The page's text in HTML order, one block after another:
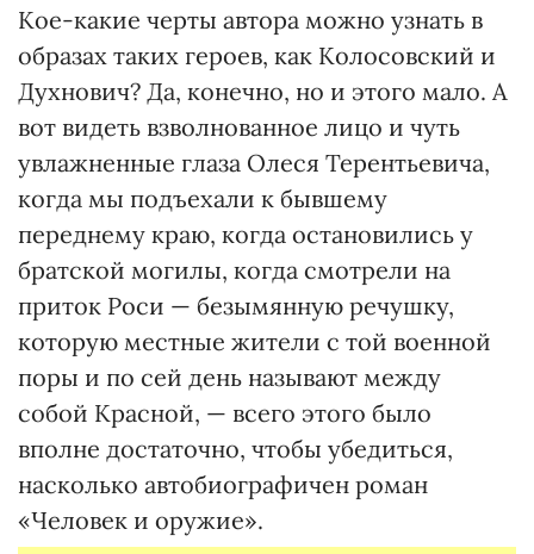
Кое-какие черты автора можно узнать в
образах таких героев, как Колосовский и
Духнович? Да, конечно, но и этого мало. А
вот видеть взволнованное лицо и чуть
увлажненные глаза Олеся Терентьевича,
когда мы подъехали к бывшему
переднему краю, когда остановились у
братской могилы, когда смотрели на
приток Роси — безымянную речушку,
которую местные жители с той военной
поры и по сей день называют между
собой Красной, — всего этого было
вполне достаточно, чтобы убедиться,
насколько автобиографичен роман
«Человек и оружие».